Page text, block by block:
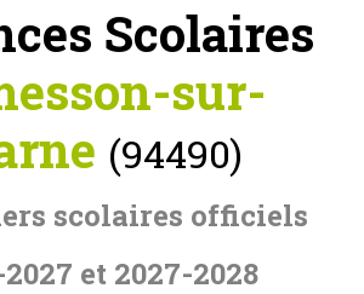
Scolaires
sur-
(94490)
scolaires officiels
et 2027-2028